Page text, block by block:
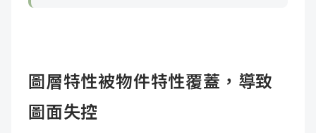
圖層特性被物件特性覆蓋，導致
圖面失控